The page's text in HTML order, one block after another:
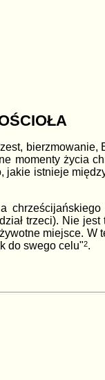
momenty życia
istnieje
trzeci). Nie
miejsce.
do swego celu"2.